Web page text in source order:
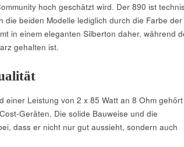
hoch geschätzt wird. Der 890 ist
die beiden Modelle lediglich durch die Farbe der
in einem eleganten Silberton daher, während
gehalten ist.
einer Leistung von 2 x 85 Watt an 8 Ohm gehört
Geräten. Die solide Bauweise und die
dass er nicht nur gut aussieht, sondern auch